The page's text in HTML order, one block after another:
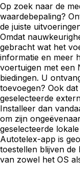
Op zoek naar de
waardebepaling?
de juiste
Omdat
gebracht wat het
informatie en meer
voertuigen met een
biedingen. U
toevoegen? Ook
geselecteerde
Installeer dan
om zijn
geselecteerde
Autotelex-app is
toestellen blijven
van zowel het OS